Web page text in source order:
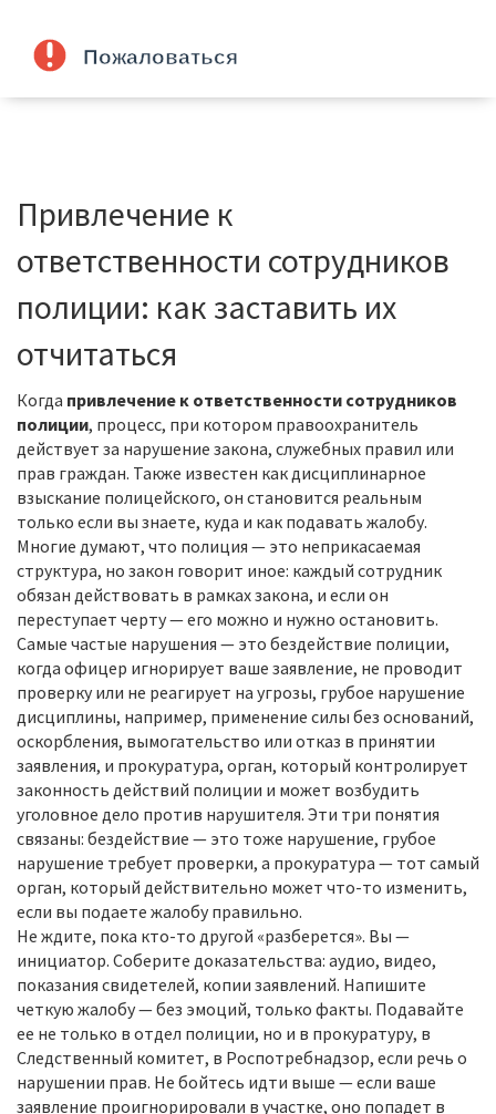
Привлечение к
ответственности сотрудников
полиции: как заставить их
отчитаться
Когда привлечение к ответственности сотрудников
полиции, процесс, при котором правоохранитель
действует за нарушение закона, служебных правил или
прав граждан. Также известен какдисциплинарное
взыскание полицейского, он становится реальным
только если вы знаете, куда и как подавать жалобу.
Многие думают, что полиция — это неприкасаемая
структура, но закон говорит иное: каждый сотрудник
обязан действовать в рамках закона, и если он
переступает черту — его можно и нужно остановить.
Самые частые нарушения — это бездействие полиции,
когда офицер игнорирует ваше заявление, не проводит
проверку или не реагирует на угрозы, грубое нарушение
дисциплины, например, применение силы без оснований,
оскорбления, вымогательство или отказ в принятии
заявления, и прокуратура, орган, который контролирует
законность действий полиции и может возбудить
уголовное дело против нарушителя. Эти три понятия
связаны: бездействие — это тоже нарушение, грубое
нарушение требует проверки, а прокуратура — тот самый
орган, который действительно может что-то изменить,
если вы подаете жалобу правильно.
Не ждите, пока кто-то другой «разберется». Вы —
инициатор. Соберите доказательства: аудио, видео,
показания свидетелей, копии заявлений. Напишите
четкую жалобу — без эмоций, только факты. Подавайте
ее не только в отдел полиции, но и в прокуратуру, в
Следственный комитет, в Роспотребнадзор, если речь о
нарушении прав. Не бойтесь идти выше — если ваше
заявление проигнорировали в участке, оно попадет в